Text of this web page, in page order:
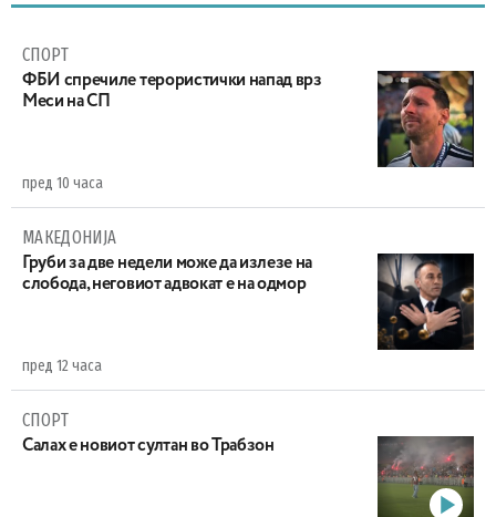
СПОРТ
ФБИ спречиле терористички напад врз
Меси на СП
пред 10 часа
МАКЕДОНИЈА
Груби за две недели може да излезе на
слобода, неговиот адвокат е на одмор
пред 12 часа
СПОРТ
Салах е новиот султан во Трабзон